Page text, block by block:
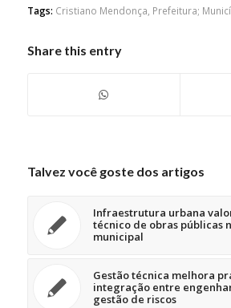
Tags: Cristiano Mendonça, Prefeitura;
Share this entry
Talvez você goste dos artigos
Infraestrutura urbana
técnico de obras públicas
municipal
Gestão técnica melhora
integração entre
gestão de riscos